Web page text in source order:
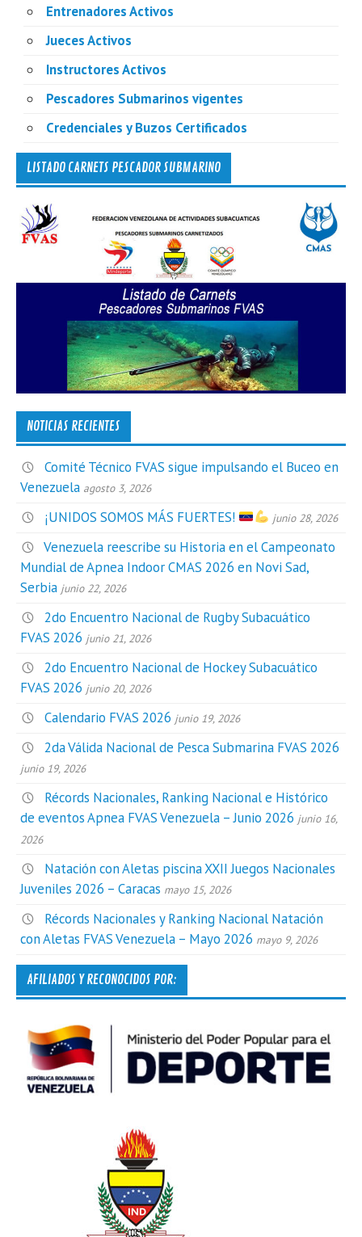
Entrenadores Activos
Jueces Activos
Instructores Activos
Pescadores Submarinos vigentes
Credenciales y Buzos Certificados
LISTADO CARNETS PESCADOR SUBMARINO
NOTICIAS RECIENTES
Comité Técnico FVAS sigue impulsando el Buceo en
Venezuela agosto 3, 2026
¡UNIDOS SOMOS MÁS FUERTES! junio 28, 2026
Venezuela reescribe su Historia en el Campeonato
Mundial de Apnea Indoor CMAS 2026 en Novi Sad,
Serbia junio 22, 2026
2do Encuentro Nacional de Rugby Subacuático
FVAS 2026 junio 21, 2026
2do Encuentro Nacional de Hockey Subacuático
FVAS 2026 junio 20, 2026
Calendario FVAS 2026 junio 19, 2026
2da Válida Nacional de Pesca Submarina FVAS 2026
junio 19, 2026
Récords Nacionales, Ranking Nacional e Histórico
de eventos Apnea FVAS Venezuela – Junio 2026 junio 16,
2026
Natación con Aletas piscina XXII Juegos Nacionales
Juveniles 2026 – Caracas mayo 15, 2026
Récords Nacionales y Ranking Nacional Natación
con Aletas FVAS Venezuela – Mayo 2026 mayo 9, 2026
AFILIADOS Y RECONOCIDOS POR: